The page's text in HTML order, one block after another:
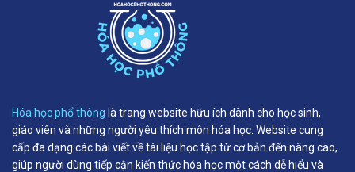
Hóa học phổ thông là trang website hữu ích dành cho học sinh,
giáo viên và những người yêu thích môn hóa học. Website cung
cấp đa dạng các bài viết về tài liệu học tập từ cơ bản đến nâng cao,
giúp người dùng tiếp cận kiến thức hóa học một cách dễ hiểu và